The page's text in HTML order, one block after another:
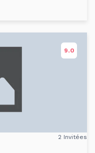
9.0
2 Invitées